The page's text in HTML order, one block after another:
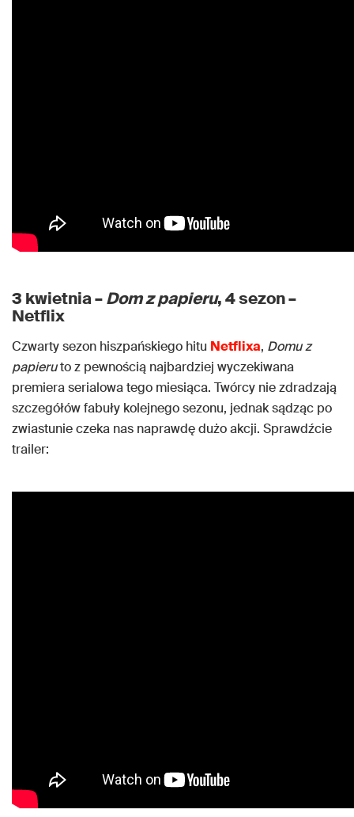
3 kwietnia –Dom z papieru, 4 sezon –
Netflix
Czwarty sezon hiszpańskiego hitu Netflixa, Domu z
papieruto z pewnością najbardziej wyczekiwana
premiera serialowa tego miesiąca. Twórcy nie zdradzają
szczegółów fabuły kolejnego sezonu, jednak sądząc po
zwiastunie czeka nas naprawdę dużo akcji. Sprawdźcie
trailer: